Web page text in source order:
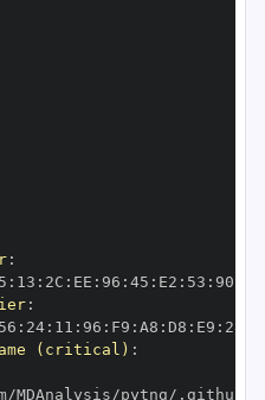
:
: 13 : 2C : EE : 96 : 45 : E2 : 53 : 90
:
56 : 24: 11 : 96 : F9 : A8 : D8 : E9 : 28
(critical) :